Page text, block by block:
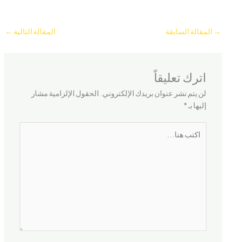
→ المقالة السابقة المقالة التالية ←
اترك تعليقاً
لن يتم نشر عنوان بريدك الإلكتروني. الحقول الإلزامية مشار
إليها بـ*
هنا...